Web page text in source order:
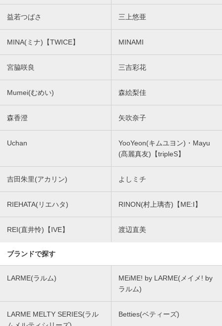
益若つばさ 三上悠亜
MINA(ミナ)【TWICE】 MINAMI
宮脇咲良 三吉彩花
Mumei(むめい) 森絵梨佳
森香澄 矢吹奈子
Uchan
YooYeon(キムユヨン)・Mayu
(髙麗真友)【tripleS】
吉田朱里(アカリン) よしミチ
RIEHATA(リエハタ) RINON(村上璃杏)【ME:I】
REI(直井怜)【IVE】 渡辺直美
ブランドで探す
LARME(ラルム)
MEiME! by LARME(メイメ! by
ラルム)
LARME MELTY SERIES(ラル
Betties(ベティーズ)